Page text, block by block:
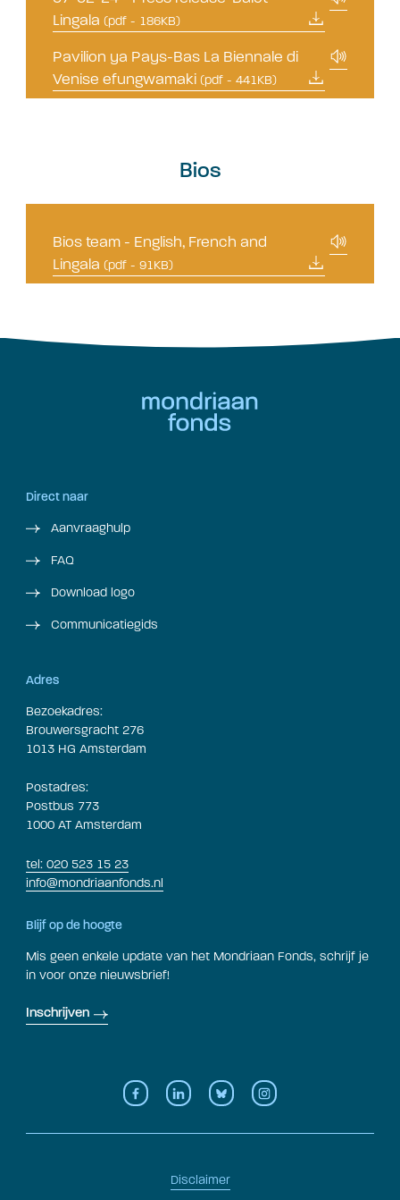
Lingala (pdf - 186KB)
Pavilion ya Pays-Bas La Biennale di
Venise efungwamaki (pdf - 441KB)
Bios
Bios team - English, French and
Lingala (pdf - 91KB)
Direct naar
Aanvraaghulp
FAQ
Download logo
Communicatiegids
Adres
Bezoekadres:
Brouwersgracht 276
1013 HG Amsterdam
Postadres:
Postbus 773
1000 AT Amsterdam
tel: 020 523 15 23
info@mondriaanfonds.nl
Blijf op de hoogte
Mis geen enkele update van het Mondriaan Fonds, schrijf je
in voor onze nieuwsbrief!
Inschrijven
Disclaimer